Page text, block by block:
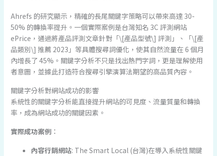
Ahrefs 的研究顯示，精確的長尾關鍵字策略可以帶來高達 30-
50% 的轉換率提升。一個實際案例是台灣知名 3C 評測網站
ePrice，通過將產品評測文章針對「\[產品型號\] 評測」、「\[產
品類別\] 推薦 2023」等具體搜尋詞優化，使其自然流量在 6 個月
內增長了 45%。關鍵字分析不只是找出熱門字詞，更是理解使用
者意圖，並據此打造符合搜尋引擎演算法期望的高品質內容。
關鍵字分析對網站成功的影響
系統性的關鍵字分析能直接提升網站的可見度、流量質量和轉換
率，成為網站成功的關鍵因素。
實際成功案例：
內容行銷網站: The Smart Local (台灣)在導入系統性關鍵